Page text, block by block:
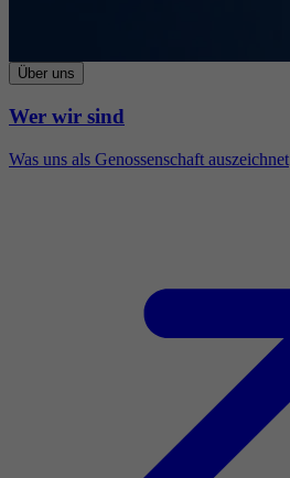
Über uns
Wer wir sind
Was uns als Genossenschaft auszeichnet